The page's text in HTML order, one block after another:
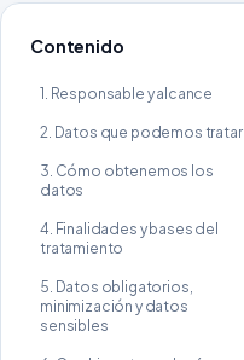
Contenido
1. Responsable y alcance
2. Datos que podemos tratar
3. Cómo obtenemos los
datos
4. Finalidades y bases del
tratamiento
5. Datos obligatorios,
minimización y datos
sensibles